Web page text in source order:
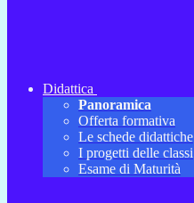
Didattica
Panoramica
Offerta formativa
Le schede didattiche
I progetti delle classi
Esame di Maturità